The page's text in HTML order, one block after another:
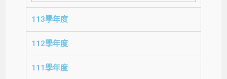
113學年度
112學年度
111學年度